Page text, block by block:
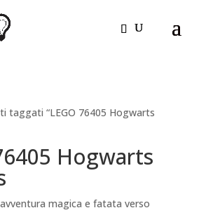
taggati “LEGO 76405 Hogwarts
Hogwarts
magica e fatata verso